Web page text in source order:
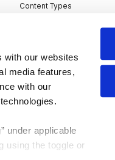
with our websites
media features,
with our
under applicable
using the toggle or
Content Types
Industries